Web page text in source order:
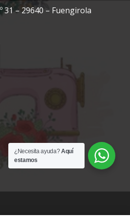
31 – 29640 – Fuengirola
¿Necesita ayuda?Aquí
estamos